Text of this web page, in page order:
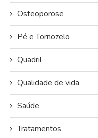
Osteoporose
Pé e Tornozelo
Quadril
Qualidade de vida
Saúde
Tratamentos